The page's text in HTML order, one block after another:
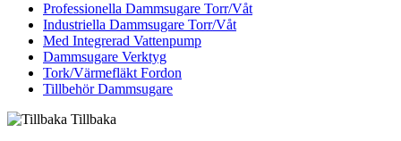
Professionella Dammsugare Torr/Våt
Industriella Dammsugare Torr/Våt
Med Integrerad Vattenpump
Dammsugare Verktyg
Tork/Värmefläkt Fordon
Tillbehör Dammsugare
Tillbaka